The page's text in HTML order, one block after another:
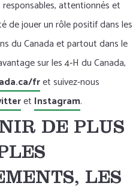
attentionnés et
de jouer un rôle positif dans les
du Canada et partout dans le
sur les 4‑H du Canada,
fret suivez-nous
et Instagram.
DE PLUS
LES